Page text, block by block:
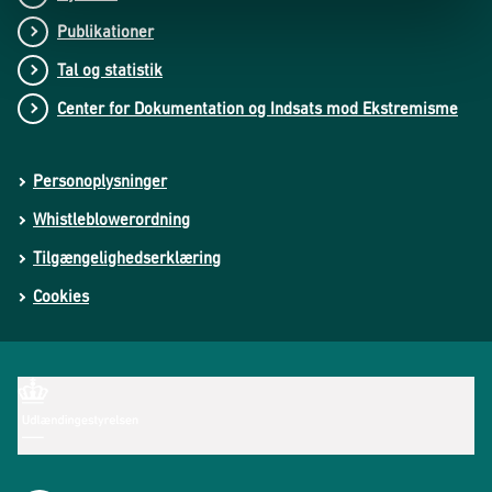
Publikationer
Tal og statistik
Center for Dokumentation og Indsats mod Ekstremisme
Personoplysninger
Whistleblowerordning
Tilgængelighedserklæring
Cookies